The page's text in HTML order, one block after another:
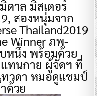
ดาล มิสเตอร์
สองหนุ่มจาก
Thailand2019
Winner ภพ-
หนึ่ง พร้อมด้วย
ทนกาย ผู้จัดฯ ที่
ทวดา หมอดูแชมป์
ด้วย